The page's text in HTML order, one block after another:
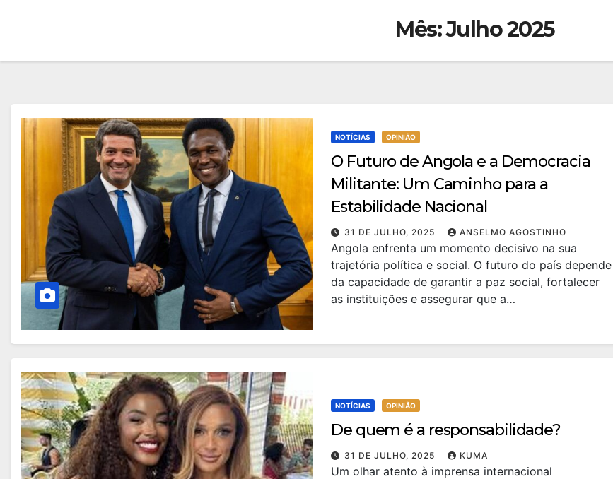
Mês:Julho 2025
NOTÍCIAS OPINIÃO
O Futuro de Angola e a Democracia
Militante: Um Caminho para a
Estabilidade Nacional
31 DE JULHO, 2025 ANSELMO AGOSTINHO
Angola enfrenta um momento decisivo na sua
trajetória política e social. O futuro do país depende
da capacidade de garantir a paz social, fortalecer
as instituições e assegurar que a…
NOTÍCIAS OPINIÃO
De quem é a responsabilidade?
31 DE JULHO, 2025 KUMA
Um olhar atento à imprensa internacional